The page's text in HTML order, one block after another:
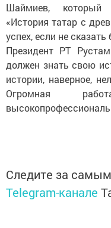
Шаймиев, который
«История татар с
успех, если не
Президент РТ
должен знать свою
истории, наверное,
Огромная
Следите за
Telegram-канале